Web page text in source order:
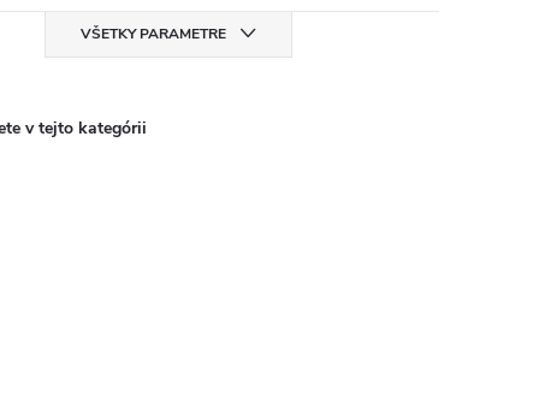
VŠETKY PARAMETRE
v tejto kategórii